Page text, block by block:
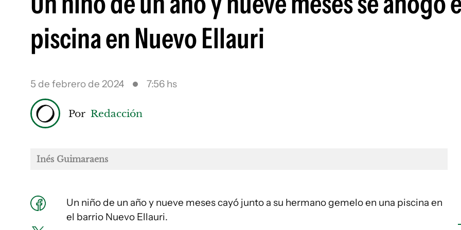
piscina en Nuevo Ellauri
5 de febrero de 2024 7:56 hs
Por Redacción
Inés Guimaraens
Un niño de un año y nueve meses cayó junto a su hermano gemelo en una piscina en
el barrio Nuevo Ellauri.